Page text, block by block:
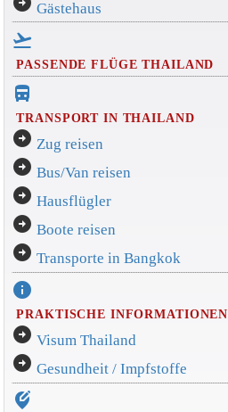
Gästehaus
flight_takeoff
PASSENDE FLÜGE THAILAND
directions_bus_filled
TRANSPORT IN THAILAND
arrow_circle_right Zug reisen
arrow_circle_right Bus/Van reisen
arrow_circle_right Hausflügler
arrow_circle_right Boote reisen
arrow_circle_right Transporte in Bangkok
info
PRAKTISCHE INFORMATIONEN
arrow_circle_right Visum Thailand
arrow_circle_right Gesundheit / Impfstoffe
edit_location_alt